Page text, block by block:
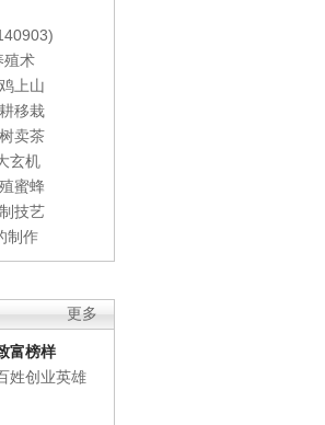
殖术
上山
移栽
卖茶
玄机
蜜蜂
技艺
制作
更多
富榜样
姓创业英雄